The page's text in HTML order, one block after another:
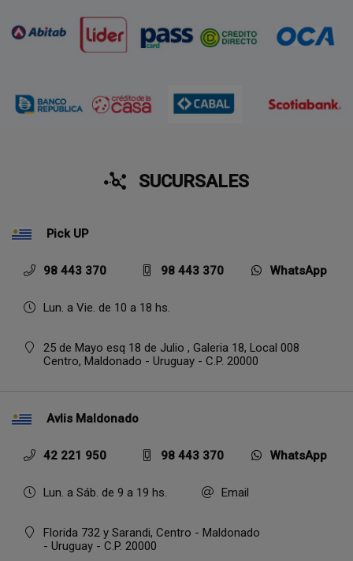
SUCURSALES
Pick UP
98 443 370 98 443 370 WhatsApp
Lun. a Vie. de 10 a 18 hs.
25 de Mayo esq 18 de Julio , Galeria 18, Local 008
Centro, Maldonado - Uruguay - C.P. 20000
Avlis Maldonado
42 221 950 98 443 370 WhatsApp
Lun. a Sáb. de 9 a 19 hs. Email
Florida 732 y Sarandi, Centro - Maldonado
- Uruguay - C.P. 20000